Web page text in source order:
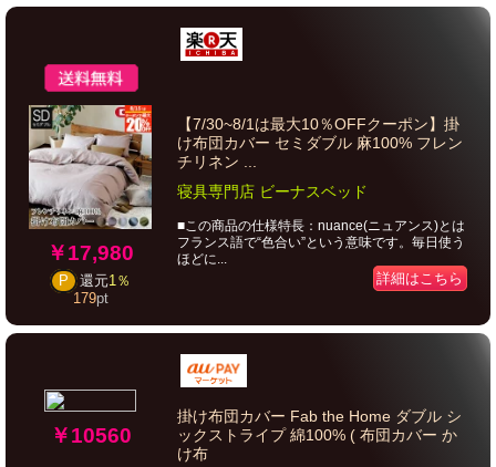
￥17,980
P 還元1％
179pt
【7/30~8/1は最大10％OFFクーポン】掛
け布団カバー セミダブル 麻100% フレン
チリネン ...
寝具専門店 ビーナスベッド
■この商品の仕様特長：nuance(ニュアンス)とは
フランス語で“色合い”という意味です。毎日使う
ほどに...
詳細はこちら
￥10560
掛け布団カバー Fab the Home ダブル シ
ックストライプ 綿100% ( 布団カバー か
け布